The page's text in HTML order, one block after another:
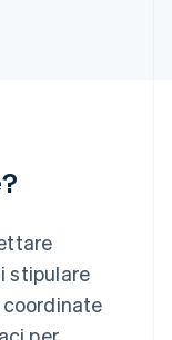
stipulare